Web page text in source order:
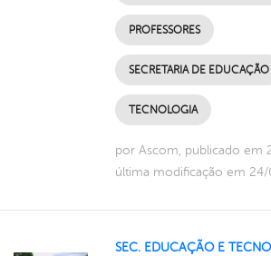
PROFESSORES
SECRETARIA DE EDUCAÇÃO
TECNOLOGIA
por Ascom, publicado em
última modificação em 24/
SEC. EDUCAÇÃO E